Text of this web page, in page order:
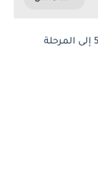
حل مراحل كلمات كراش من المرحلة 576 إلى المرحلة